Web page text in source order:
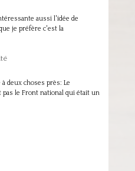
aussi l'idée de
je préfère c'est la
deux choses près: Le
le Front national qui était un